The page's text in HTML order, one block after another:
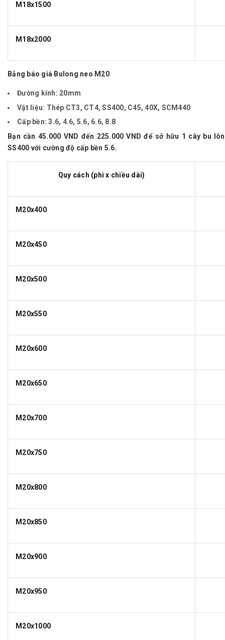
M18x1500
M18x2000
Bảng báo giá Bulong neo M20
Đường kính: 20mm
Vật liệu: Thép CT3, CT4, SS400, C45, 40X, SCM440
Cấp bền:3.6, 4.6, 5.6, 6.6, 8.8
Bạn cần 45.000 VND đến 225.000 VND để sở hữu 1 cây bu
SS400 với cường độ cấp bền 5.6.
Quy cách (phi x chiều dài)
M20x400
M20x450
M20x500
M20x550
M20x600
M20x650
M20x700
M20x750
M20x800
M20x850
M20x900
M20x950
M20x1000